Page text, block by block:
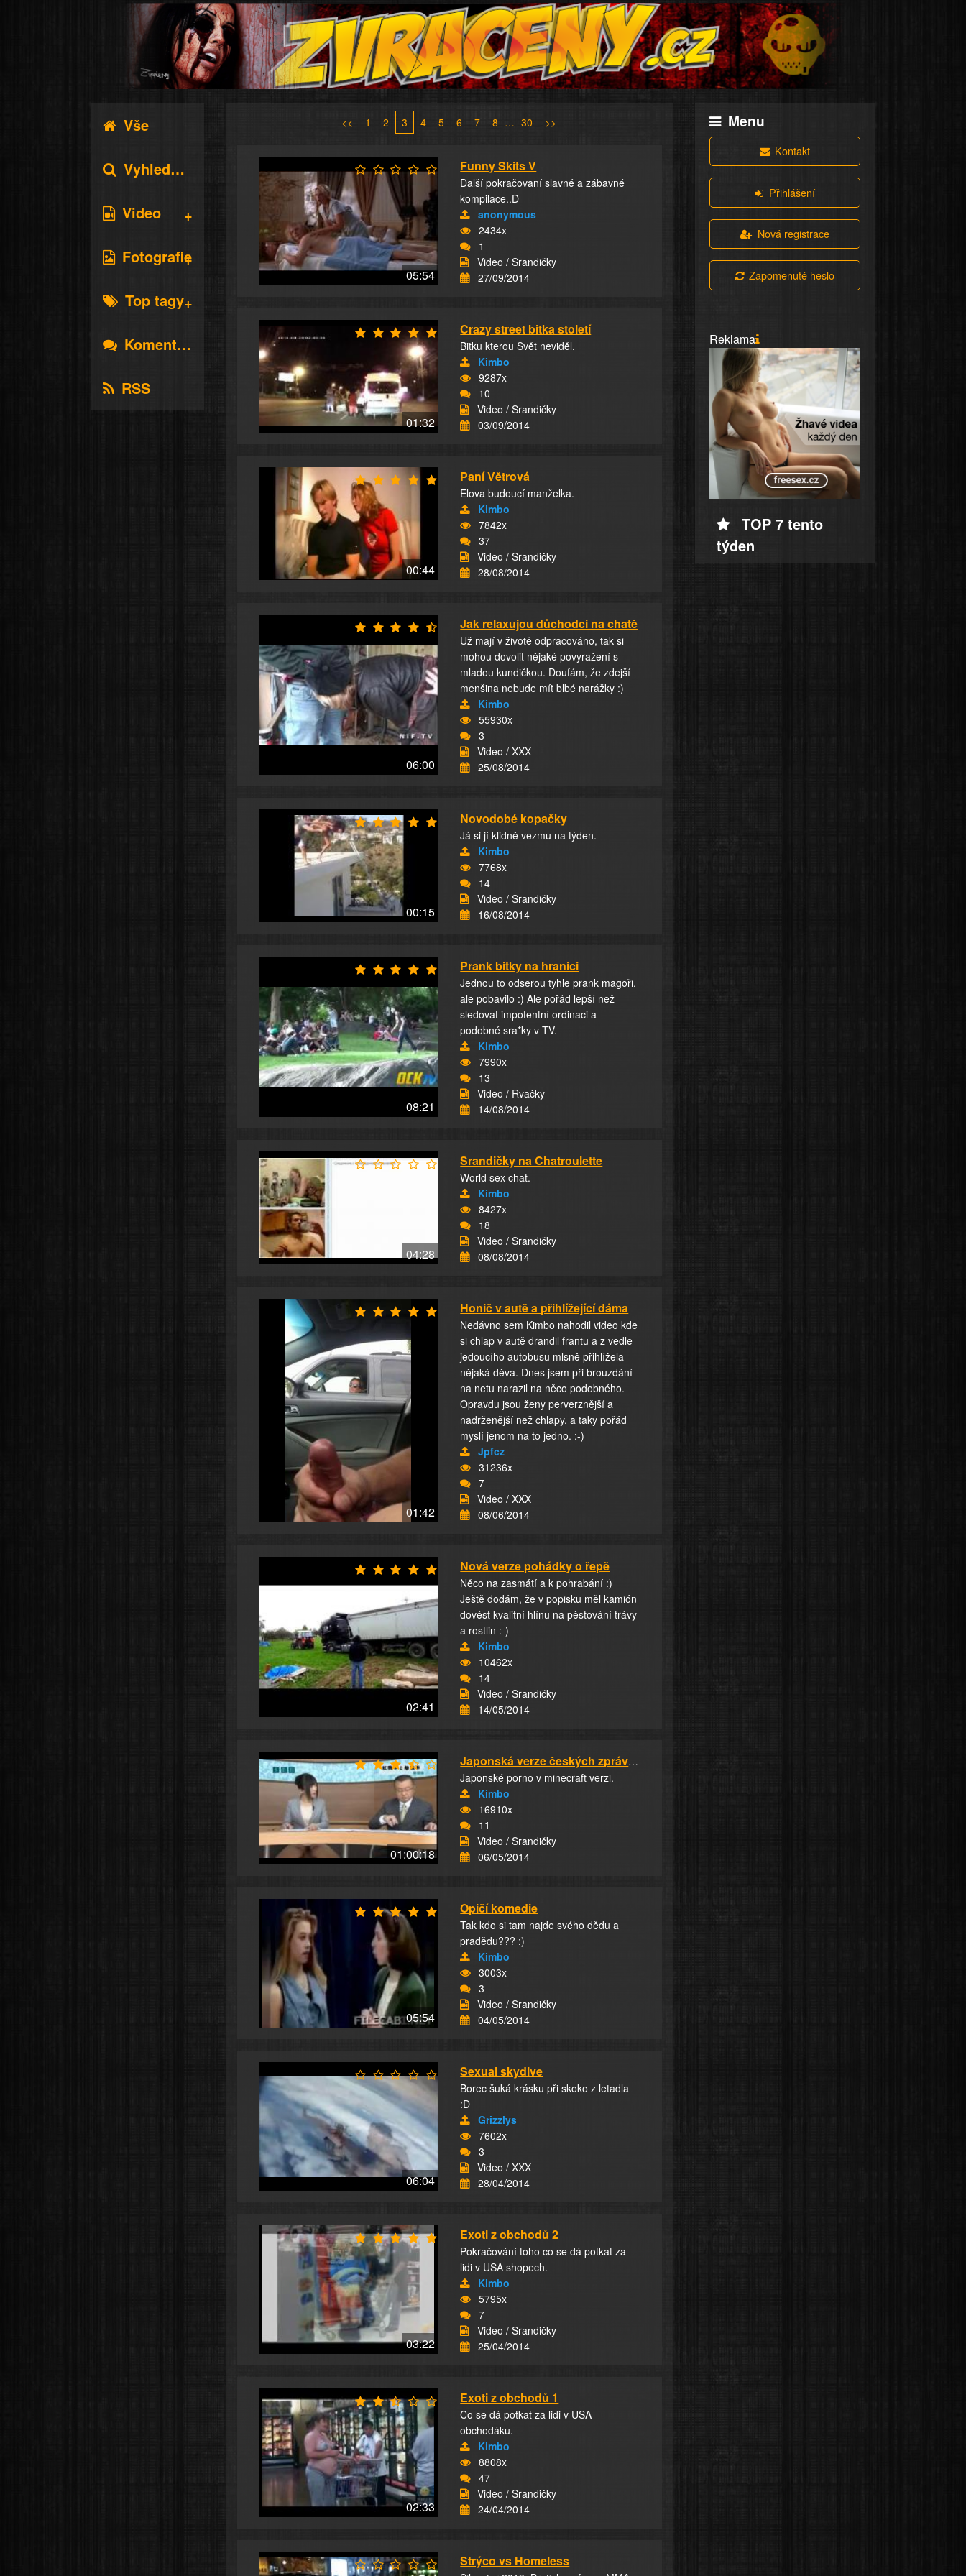
Vše
Vyhledávání
Video
Fotografie
Top tagy
Komentáře
RSS
<< 1 2 3 4 5 6 7 8 … 30 >>
05:54
Funny Skits V
Další pokračovaní slavné a zábavné
kompilace..D
anonymous
2434x
1
Video / Srandičky
27/09/2014
01:32
Crazy street bitka století
Bitku kterou Svět neviděl.
Kimbo
9287x
10
Video / Srandičky
03/09/2014
00:44
Paní Větrová
Elova budoucí manželka.
Kimbo
7842x
37
Video / Srandičky
28/08/2014
06:00
Jak relaxujou důchodci na chatě
Už mají v životě odpracováno, tak si
mohou dovolit nějaké povyražení s
mladou kundičkou. Doufám, že zdejší
menšina nebude mít blbé narážky :)
Kimbo
55930x
3
Video / XXX
25/08/2014
00:15
Novodobé kopačky
Já si jí klidně vezmu na týden.
Kimbo
7768x
14
Video / Srandičky
16/08/2014
08:21
Prank bitky na hranici
Jednou to odserou tyhle prank magoři,
ale pobavilo :) Ale pořád lepší než
sledovat impotentní ordinaci a
podobné sra*ky v TV.
Kimbo
7990x
13
Video / Rvačky
14/08/2014
04:28
Srandičky na Chatroulette
World sex chat.
Kimbo
8427x
18
Video / Srandičky
08/08/2014
01:42
Honič v autě a přihlížející dáma
Nedávno sem Kimbo nahodil video kde
si chlap v autě drandil frantu a z vedle
jedoucího autobusu mlsně přihlížela
nějaká děva. Dnes jsem při brouzdání
na netu narazil na něco podobného.
Opravdu jsou ženy perverznější a
nadrženější než chlapy, a taky pořád
myslí jenom na to jedno. :-)
Jpfcz
31236x
7
Video / XXX
08/06/2014
02:41
Nová verze pohádky o řepě
Něco na zasmátí a k pohrabání :)
Ještě dodám, že v popisku měl kamión
dovést kvalitní hlínu na pěstování trávy
a rostlin :-)
Kimbo
10462x
14
Video / Srandičky
14/05/2014
01:00:18
Japonská verze českých zpráv na ČT24
Japonské porno v minecraft verzi.
Kimbo
16910x
11
Video / Srandičky
06/05/2014
05:54
Opičí komedie
Tak kdo si tam najde svého dědu a
pradědu??? :)
Kimbo
3003x
3
Video / Srandičky
04/05/2014
06:04
Sexual skydive
Borec šuká krásku při skoko z letadla
:D
Grizzlys
7602x
3
Video / XXX
28/04/2014
03:22
Exoti z obchodů 2
Pokračování toho co se dá potkat za
lidi v USA shopech.
Kimbo
5795x
7
Video / Srandičky
25/04/2014
02:33
Exoti z obchodů 1
Co se dá potkat za lidi v USA
obchodáku.
Kimbo
8808x
47
Video / Srandičky
24/04/2014
Strýco vs Homeless
Menu
Kontakt
Přihlášení
Nová registrace
Zapomenuté heslo
Reklama
TOP 7 tento
týden